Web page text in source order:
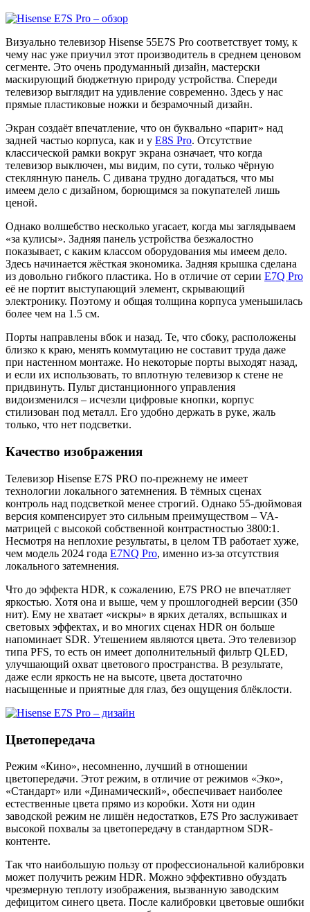
Визуально телевизор Hisense 55E7S Pro соответствует тому, к
чему нас уже приучил этот производитель в среднем ценовом
сегменте. Это очень продуманный дизайн, мастерски
маскирующий бюджетную природу устройства. Спереди
телевизор выглядит на удивление современно. Здесь у нас
прямые пластиковые ножки и безрамочный дизайн.
Экран создаёт впечатление, что он буквально «парит» над
задней частью корпуса, как и у E8S Pro. Отсутствие
классической рамки вокруг экрана означает, что когда
телевизор выключен, мы видим, по сути, только чёрную
стеклянную панель. С дивана трудно догадаться, что мы
имеем дело с дизайном, борющимся за покупателей лишь
ценой.
Однако волшебство несколько угасает, когда мы заглядываем
«за кулисы». Задняя панель устройства безжалостно
показывает, c каким классом оборудования мы имеем дело.
Здесь начинается жёсткая экономика. Задняя крышка сделана
из довольно гибкого пластика. Но в отличие от серии E7Q Pro
её не портит выступающий элемент, скрывающий
электронику. Поэтому и общая толщина корпуса уменьшилась
более чем на 1.5 см.
Порты направлены вбок и назад. Те, что сбоку, расположены
близко к краю, менять коммутацию не составит труда даже
при настенном монтаже. Но некоторые порты выходят назад,
и если их использовать, то вплотную телевизор к стене не
придвинуть. Пульт дистанционного управления
видоизменился – исчезли цифровые кнопки, корпус
стилизован под металл. Его удобно держать в руке, жаль
только, что нет подсветки.
Качество изображения
Телевизор Hisense E7S PRO по-прежнему не имеет
технологии локального затемнения. В тёмных сценах
контроль над подсветкой менее строгий. Однако 55-дюймовая
версия компенсирует это сильным преимуществом – VA-
матрицей с высокой собственной контрастностью 3800:1.
Несмотря на неплохие результаты, в целом ТВ работает хуже,
чем модель 2024 года E7NQ Pro, именно из-за отсутствия
локального затемнения.
Что до эффекта HDR, к сожалению, E7S PRO не впечатляет
яркостью. Хотя она и выше, чем у прошлогодней версии (350
нит). Ему не хватает «искры» в ярких деталях, вспышках и
световых эффектах, и во многих сценах HDR он больше
напоминает SDR. Утешением являются цвета. Это телевизор
типа PFS, то есть он имеет дополнительный фильтр QLED,
улучшающий охват цветового пространства. В результате,
даже если яркость не на высоте, цвета достаточно
насыщенные и приятные для глаз, без ощущения блёклости.
Цветопередача
Режим «Кино», несомненно, лучший в отношении
цветопередачи. Этот режим, в отличие от режимов «Эко»,
«Стандарт» или «Динамический», обеспечивает наиболее
естественные цвета прямо из коробки. Хотя ни один
заводской режим не лишён недостатков, E7S Pro заслуживает
высокой похвалы за цветопередачу в стандартном SDR-
контенте.
Так что наибольшую пользу от профессиональной калибровки
может получить режим HDR. Можно эффективно обуздать
чрезмерную теплоту изображения, вызванную заводским
дефицитом синего цвета. После калибровки цветовые ошибки